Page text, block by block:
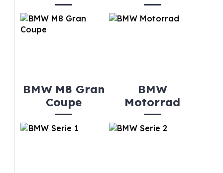
BMW M8 Gran
Coupe
BMW
Motorrad